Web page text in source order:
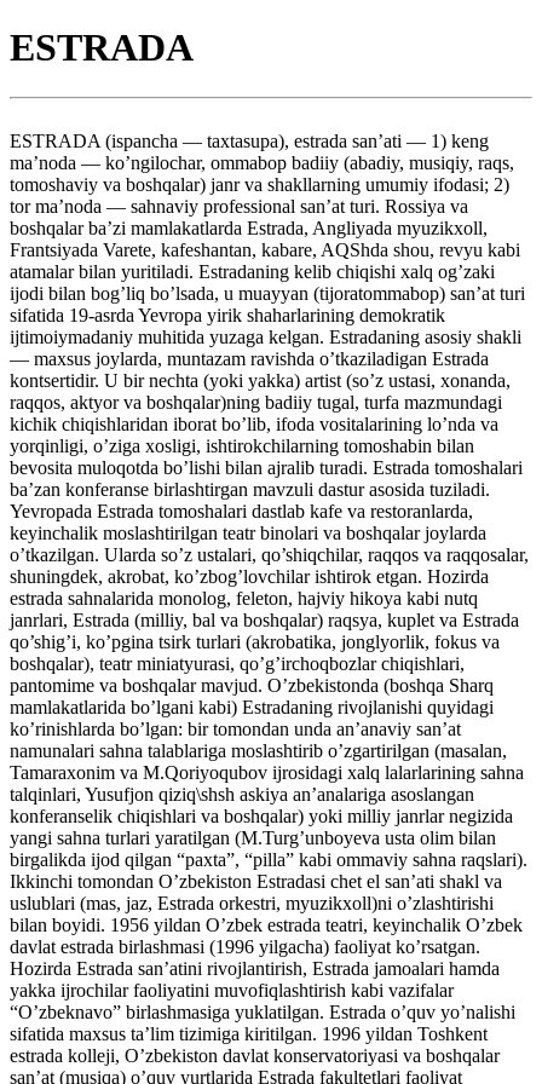
ESTRADA
ESTRADA (ispancha — taxtasupa), estrada san’ati — 1) keng
ma’noda — ko’ngilochar, ommabop badiiy (abadiy, musiqiy, raqs,
tomoshaviy va boshqalar) janr va shakllarning umumiy ifodasi; 2)
tor ma’noda — sahnaviy professional san’at turi. Rossiya va
boshqalar ba’zi mamlakatlarda Estrada, Angliyada myuzikxoll,
Frantsiyada Varete, kafeshantan, kabare, AQShda shou, revyu kabi
atamalar bilan yuritiladi. Estradaning kelib chiqishi xalq og’zaki
ijodi bilan bog’liq bo’lsada, u muayyan (tijoratommabop) san’at turi
sifatida 19-asrda Yevropa yirik shaharlarining demokratik
ijtimoiymadaniy muhitida yuzaga kelgan. Estradaning asosiy shakli
— maxsus joylarda, muntazam ravishda o’tkaziladigan Estrada
kontsertidir. U bir nechta (yoki yakka) artist (so’z ustasi, xonanda,
raqqos, aktyor va boshqalar)ning badiiy tugal, turfa mazmundagi
kichik chiqishlaridan iborat bo’lib, ifoda vositalarining lo’nda va
yorqinligi, o’ziga xosligi, ishtirokchilarning tomoshabin bilan
bevosita muloqotda bo’lishi bilan ajralib turadi. Estrada tomoshalari
ba’zan konferanse birlashtirgan mavzuli dastur asosida tuziladi.
Yevropada Estrada tomoshalari dastlab kafe va restoranlarda,
keyinchalik moslashtirilgan teatr binolari va boshqalar joylarda
o’tkazilgan. Ularda so’z ustalari, qo’shiqchilar, raqqos va raqqosalar,
shuningdek, akrobat, ko’zbog’lovchilar ishtirok etgan. Hozirda
estrada sahnalarida monolog, feleton, hajviy hikoya kabi nutq
janrlari, Estrada (milliy, bal va boshqalar) raqsya, kuplet va Estrada
qo’shig’i, ko’pgina tsirk turlari (akrobatika, jonglyorlik, fokus va
boshqalar), teatr miniatyurasi, qo’g’irchoqbozlar chiqishlari,
pantomime va boshqalar mavjud. O’zbekistonda (boshqa Sharq
mamlakatlarida bo’lgani kabi) Estradaning rivojlanishi quyidagi
ko’rinishlarda bo’lgan: bir tomondan unda an’anaviy san’at
namunalari sahna talablariga moslashtirib o’zgartirilgan (masalan,
Tamaraxonim va M.Qoriyoqubov ijrosidagi xalq lalarlarining sahna
talqinlari, Yusufjon qiziq\shsh askiya an’analariga asoslangan
konferanselik chiqishlari va boshqalar) yoki milliy janrlar negizida
yangi sahna turlari yaratilgan (M.Turg’unboyeva usta olim bilan
birgalikda ijod qilgan “paxta”, “pilla” kabi ommaviy sahna raqslari).
Ikkinchi tomondan O’zbekiston Estradasi chet el san’ati shakl va
uslublari (mas, jaz, Estrada orkestri, myuzikxoll)ni o’zlashtirishi
bilan boyidi. 1956 yildan O’zbek estrada teatri, keyinchalik O’zbek
davlat estrada birlashmasi (1996 yilgacha) faoliyat ko’rsatgan.
Hozirda Estrada san’atini rivojlantirish, Estrada jamoalari hamda
yakka ijrochilar faoliyatini muvofiqlashtirish kabi vazifalar
“O’zbeknavo” birlashmasiga yuklatilgan. Estrada o’quv yo’nalishi
sifatida maxsus ta’lim tizimiga kiritilgan. 1996 yildan Toshkent
estrada kolleji, O’zbekiston davlat konservatoriyasi va boshqalar
san’at (musiqa) o’quv yurtlarida Estrada fakultetlari faoliyat